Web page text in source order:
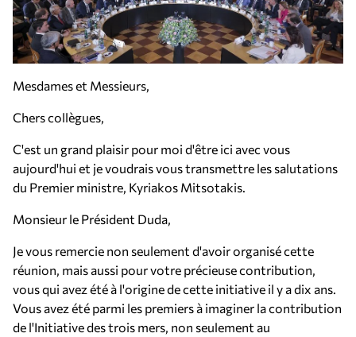
Mesdames et Messieurs,
Chers collègues,
C'est un grand plaisir pour moi d'être ici avec vous
aujourd'hui et je voudrais vous transmettre les salutations
du Premier ministre, Kyriakos Mitsotakis.
Monsieur le Président Duda,
Je vous remercie non seulement d'avoir organisé cette
réunion, mais aussi pour votre précieuse contribution,
vous qui avez été à l'origine de cette initiative il y a dix ans.
Vous avez été parmi les premiers à imaginer la contribution
de l'Initiative des trois mers, non seulement au